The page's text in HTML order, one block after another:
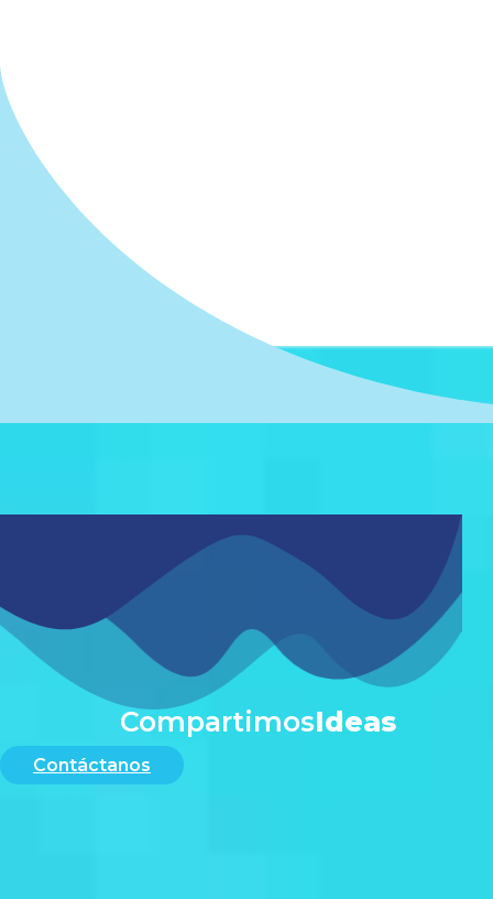
CompartimosIdeas
Contáctanos